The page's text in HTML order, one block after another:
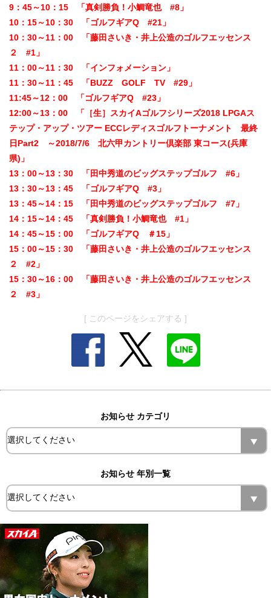
9：45～10：15 「真剣勝負！小鯛竜也 #8」
10：15～10：30 「ゴルフギアQ #21」
10：30～11：00 「藤田さいき・井上公造のゴルフエッセンス
２ #1」
11：00～11：30 「インフォメーション」
11：30～11：45 「BUZZ GOLF TV #29」
11:45～12：00 「ゴルフギアQ #23」
12:00～13：00 「［生］スカイAゴルフシリーズ2018 LPGAス
テップ・アップ・ツアー ECCレディスゴルフトーナメント 最終
日Part2 ～2018/7/6 北六甲カントリー倶楽部 東コース(兵庫
県)」
13：00～13：30 「田中秀道のビッグステップゴルフ #6」
13：30～13：45 「ゴルフギアQ #3」
13：45～14：15 「田中秀道のビッグステップゴルフ #7」
14：15～14：45 「真剣勝負！小鯛竜也 #1」
14：45～15：00 「ゴルフギアQ ＃15」
15：00～15：30 「藤田さいき・井上公造のゴルフエッセンス
２ #2」
15：30～16：00 「藤田さいき・井上公造のゴルフエッセンス
２ #3」
[ このページをシェアする ]
お知らせ カテゴリ
お知らせ 年別一覧